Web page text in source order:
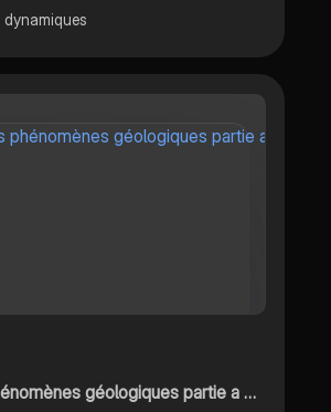
dynamiques
géologiques partie a et b